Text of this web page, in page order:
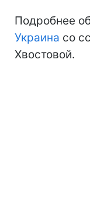
Подробнее
Украина со
Хвостовой.